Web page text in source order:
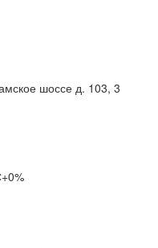
шоссе д. 103, 3